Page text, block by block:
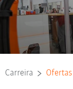
Carreira